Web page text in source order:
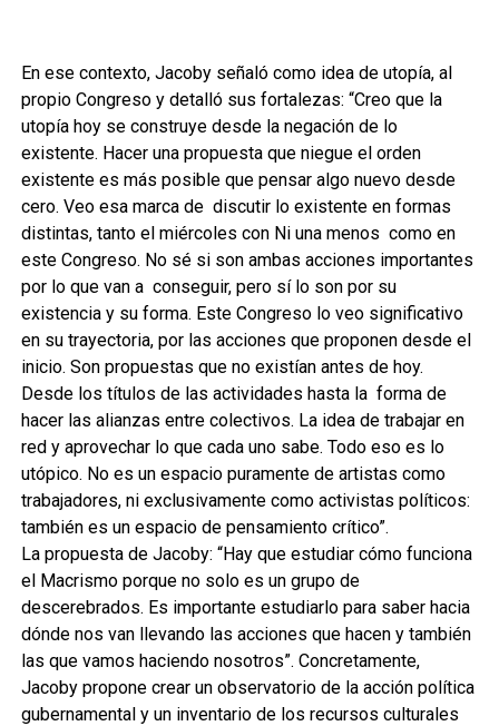
En ese contexto, Jacoby señaló como idea de utopía, al
propio Congreso y detalló sus fortalezas: “Creo que la
utopía hoy se construye desde la negación de lo
existente. Hacer una propuesta que niegue el orden
existente es más posible que pensar algo nuevo desde
cero. Veo esa marca de discutir lo existente en formas
distintas, tanto el miércoles con Ni una menos como en
este Congreso. No sé si son ambas acciones importantes
por lo que van a conseguir, pero sí lo son por su
existencia y su forma. Este Congreso lo veo significativo
en su trayectoria, por las acciones que proponen desde el
inicio. Son propuestas que no existían antes de hoy.
Desde los títulos de las actividades hasta la forma de
hacer las alianzas entre colectivos. La idea de trabajar en
red y aprovechar lo que cada uno sabe. Todo eso es lo
utópico. No es un espacio puramente de artistas como
trabajadores, ni exclusivamente como activistas políticos:
también es un espacio de pensamiento crítico”.
La propuesta de Jacoby: “Hay que estudiar cómo funciona
el Macrismo porque no solo es un grupo de
descerebrados. Es importante estudiarlo para saber hacia
dónde nos van llevando las acciones que hacen y también
las que vamos haciendo nosotros”. Concretamente,
Jacoby propone crear un observatorio de la acción política
gubernamental y un inventario de los recursos culturales